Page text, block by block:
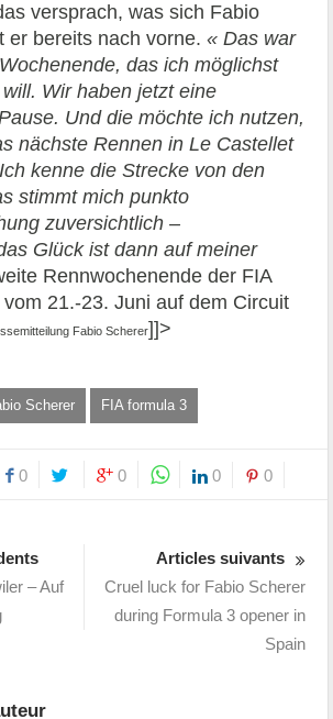
versprach, was sich Fabio
er bereits nach vorne.« Das war
das ich möglichst
Wir haben jetzt eine
Und die möchte ich nutzen,
nächste Rennen in Le Castellet
kenne die Strecke von den
stimmt mich punkto
zuversichtlich –
Glück ist dann auf meiner
Rennwochenende der FIA
21.-23. Juni auf dem Circuit
Fabio Scherer]]>
Scherer FIA formula 3
0 0 0 0
– Auf
Articles suivants
Cruel luck for Fabio Scherer
during Formula 3 opener in
Spain